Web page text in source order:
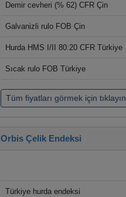
Demir cevheri (% 62) CFR Çin
Galvanizli rulo FOB Çin
Hurda HMS I/II 80:20 CFR Türkiye
Sıcak rulo FOB Türkiye
Tüm fiyatları görmek için tıklayın
Orbis Çelik Endeksi
Türkiye hurda endeksi